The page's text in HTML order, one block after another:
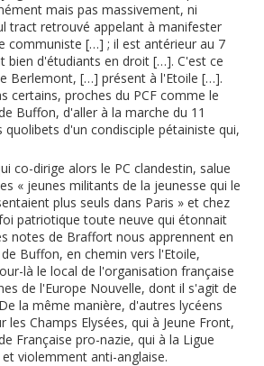
mais pas massivement, ni
tract retrouvé appelant à manifester
communiste […] ; il est antérieur au 7
bien d'étudiants en droit […]. C'est ce
Berlemont, […] présent à l'Etoile […].
certains, proches du PCF comme le
Buffon, d'aller à la marche du 11
d'un condisciple pétainiste qui,
dirige alors le PC clandestin, salue
« jeunes militants de la jeunesse qui le
plus seuls dans Paris » et chez
patriotique toute neuve qui étonnait
notes de Braffort nous apprennent en
Buffon, en chemin vers l'Etoile,
là le local de l'organisation française
de l'Europe Nouvelle, dont il s'agit de
la même manière, d'autres lycéens
les Champs Elysées, qui à Jeune Front,
Française pro-nazie, qui à la Ligue
violemment anti-anglaise.